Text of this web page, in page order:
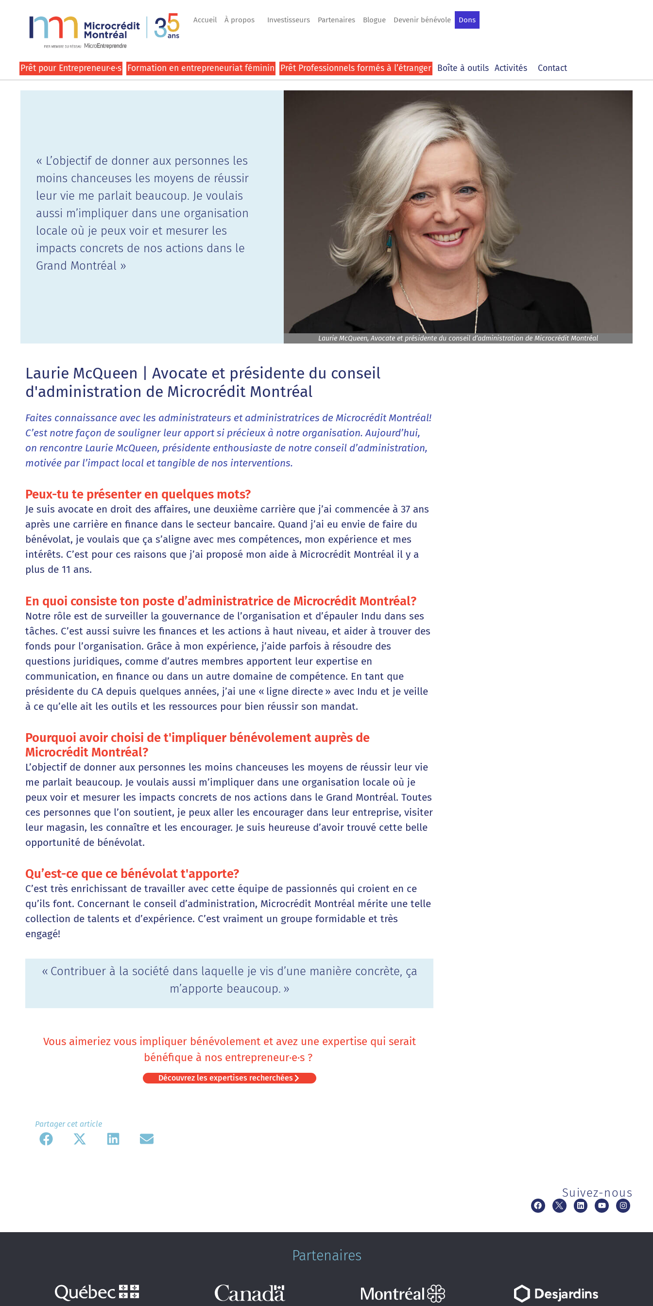
Accueil À propos Investisseurs Partenaires Blogue Devenir bénévole Dons
Prêt pour Entrepreneur·e·s Formation en entrepreneuriat féminin Prêt Professionnels formés à l’étranger Boîte à outils Activités Contact
« L’objectif de donner aux personnes les
moins chanceuses les moyens de réussir
leur vie me parlait beaucoup. Je voulais
aussi m’impliquer dans une organisation
locale où je peux voir et mesurer les
impacts concrets de nos actions dans le
Grand Montréal »
Laurie McQueen, Avocate et présidente du conseil d’administration de Microcrédit Montréal
Laurie McQueen | Avocate et présidente du conseil
d'administration de Microcrédit Montréal
Faites connaissance avec les administrateurs et administratrices de Microcrédit Montréal!
C’est notre façon de souligner leur apport si précieux à notre organisation. Aujourd’hui,
on rencontre Laurie McQueen, présidente enthousiaste de notre conseil d’administration,
motivée par l’impact local et tangible de nos interventions.
Peux-tu te présenter en quelques mots?
Je suis avocate en droit des affaires, une deuxième carrière que j’ai commencée à 37 ans
après une carrière en finance dans le secteur bancaire. Quand j’ai eu envie de faire du
bénévolat, je voulais que ça s’aligne avec mes compétences, mon expérience et mes
intérêts. C’est pour ces raisons que j’ai proposé mon aide à Microcrédit Montréal il y a
plus de 11 ans.
En quoi consiste ton poste d’administratrice de Microcrédit Montréal?
Notre rôle est de surveiller la gouvernance de l’organisation et d’épauler Indu dans ses
tâches. C’est aussi suivre les finances et les actions à haut niveau, et aider à trouver des
fonds pour l’organisation. Grâce à mon expérience, j’aide parfois à résoudre des
questions juridiques, comme d’autres membres apportent leur expertise en
communication, en finance ou dans un autre domaine de compétence. En tant que
présidente du CA depuis quelques années, j’ai une « ligne directe » avec Indu et je veille
à ce qu’elle ait les outils et les ressources pour bien réussir son mandat.
Pourquoi avoir choisi de t'impliquer bénévolement auprès de
Microcrédit Montréal?
L’objectif de donner aux personnes les moins chanceuses les moyens de réussir leur vie
me parlait beaucoup. Je voulais aussi m’impliquer dans une organisation locale où je
peux voir et mesurer les impacts concrets de nos actions dans le Grand Montréal. Toutes
ces personnes que l’on soutient, je peux aller les encourager dans leur entreprise, visiter
leur magasin, les connaître et les encourager. Je suis heureuse d’avoir trouvé cette belle
opportunité de bénévolat.
Qu’est-ce que ce bénévolat t'apporte?
C’est très enrichissant de travailler avec cette équipe de passionnés qui croient en ce
qu’ils font. Concernant le conseil d’administration, Microcrédit Montréal mérite une telle
collection de talents et d’expérience. C’est vraiment un groupe formidable et très
engagé!
« Contribuer à la société dans laquelle je vis d’une manière concrète, ça
m’apporte beaucoup. »
Vous aimeriez vous impliquer bénévolement et avez une expertise qui serait
bénéfique à nos entrepreneur·e·s ?
Découvrez les expertises recherchées
Partager cet article​
Suivez-nous
Partenaires